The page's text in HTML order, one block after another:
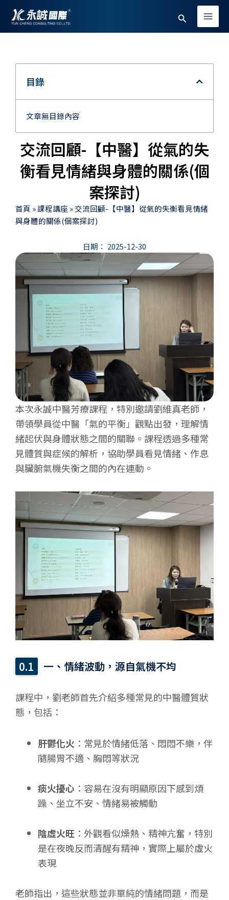
搜
尋
Main
目錄
文章無目錄內容
交流回顧-【中醫】從氣的失
衡看見情緒與身體的關係(個
案探討)
首頁 »課程講座 »交流回顧-【中醫】從氣的失衡看見情緒
與身體的關係(個案探討)
日期： 2025-12-30
本次永誠中醫芳療課程，特別邀請劉維真老師，
帶領學員從中醫「氣的平衡」觀點出發，理解情
緒起伏與身體狀態之間的關聯。課程透過多種常
見體質與症候的解析，協助學員看見情緒、作息
與臟腑氣機失衡之間的內在連動。
一、情緒波動，源自氣機不均
課程中，劉老師首先介紹多種常見的中醫體質狀
態，包括：
肝鬱化火 ：常見於情緒低落、悶悶不樂，伴
隨腸胃不適、胸悶等狀況
痰火擾心 ：容易在沒有明顯原因下感到煩
躁、坐立不安、情緒易被觸動
陰虛火旺 ：外觀看似燥熱、精神亢奮，特別
是在夜晚反而清醒有精神，實際上屬於虛火
表現
老師指出，這些狀態並非單純的情緒問題，而是